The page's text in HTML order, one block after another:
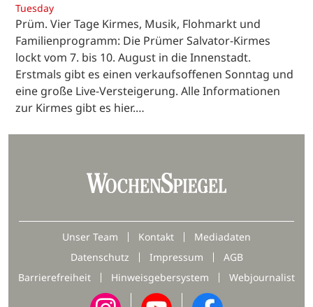
Tuesday
Prüm. Vier Tage Kirmes, Musik, Flohmarkt und
Familienprogramm: Die Prümer Salvator-Kirmes
lockt vom 7. bis 10. August in die Innenstadt.
Erstmals gibt es einen verkaufsoffenen Sonntag und
eine große Live-Versteigerung. Alle Informationen
zur Kirmes gibt es hier.…
Unser Team Kontakt
Mediadaten
Datenschutz
Impressum
AGB
Barrierefreiheit
Hinweisgebersystem Webjournalist